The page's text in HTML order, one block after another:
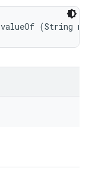
valueOf (String